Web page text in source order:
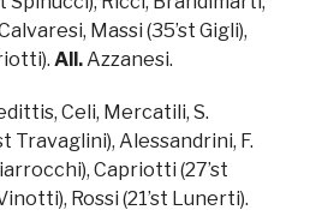
Massi (35’st Gigli),
All. Azzanesi.
Celi, Mercatili, S.
Travaglini), Alessandrini, F.
Capriotti (27’st
Rossi (21’st Lunerti).